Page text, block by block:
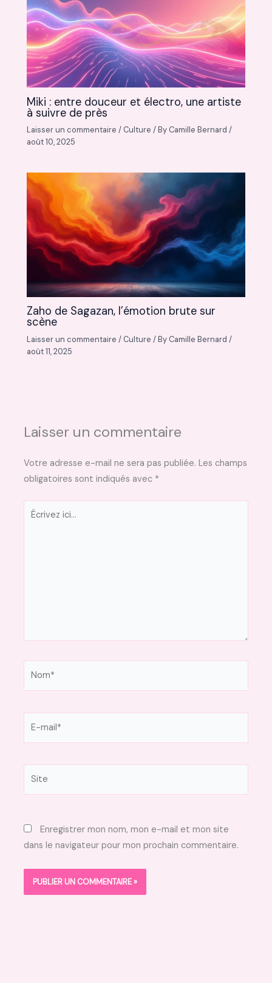
Miki : entre douceur et électro, une artiste
à suivre de près
Laisser un commentaire / Culture / By Camille Bernard/
août 10, 2025
Zaho de Sagazan, l’émotion brute sur
scène
Laisser un commentaire / Culture / By Camille Bernard/
août 11, 2025
Laisser un commentaire
Votre adresse e-mail ne sera pas publiée. Les champs
obligatoires sont indiqués avec *
Écrivez
Enregistrer mon nom, mon e-mail et mon site
dans le navigateur pour mon prochain commentaire.